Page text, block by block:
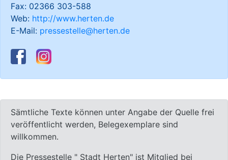
Fax: 02366 303-588
Web: http://www.herten.de
E-Mail: pressestelle@herten.de
Sämtliche Texte können unter Angabe der Quelle frei
veröffentlicht werden, Belegexemplare sind
willkommen.
Die Pressestelle " Stadt Herten" ist Mitglied bei